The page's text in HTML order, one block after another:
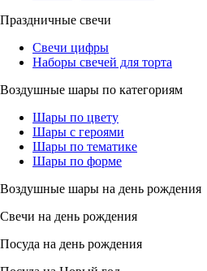
Праздничные свечи
Свечи цифры
Наборы свечей для торта
Воздушные шары по категориям
Шары по цвету
Шары с героями
Шары по тематике
Шары по форме
Воздушные шары на день рождения
Свечи на день рождения
Посуда на день рождения